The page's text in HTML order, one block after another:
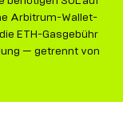
Arbitrum-Wallet-
ETH-Gasgebühr
— getrennt von